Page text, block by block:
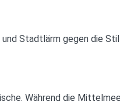
Stadtlärm gegen die
Während die